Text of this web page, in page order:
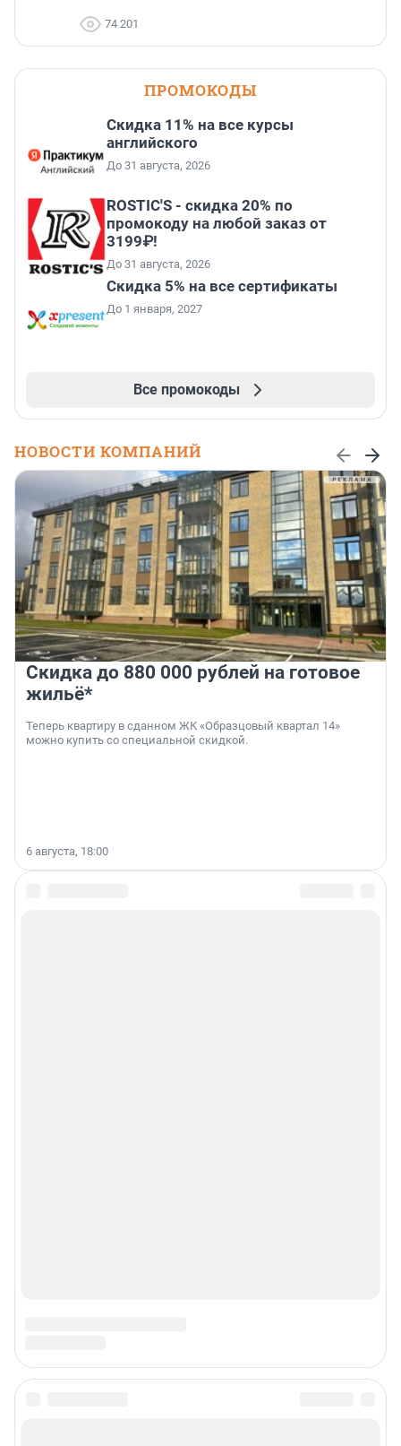
74 201
ПРОМОКОДЫ
Скидка 11% на все курсы
английского
До 31 августа, 2026
ROSTIC'S - скидка 20% по
промокоду на любой заказ от
3199₽!
До 31 августа, 2026
Скидка 5% на все сертификаты
До 1 января, 2027
Все промокоды
НОВОСТИ КОМПАНИЙ
Скидка до 880 000 рублей на готовое
жильё*
Теперь квартиру в сданном ЖК «Образцовый квартал 14»
можно купить со специальной скидкой.
6 августа, 18:00